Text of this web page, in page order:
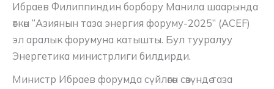
Ибраев Филиппиндин борбору Манила шаарында
өткөн “Азиянын таза энергия форуму-2025” (ACEF)
эл аралык форумуна катышты. Бул тууралуу
Энергетика министрлиги билдирди.
Министр Ибраев форумда сүйлөгөн сөзүндө таза